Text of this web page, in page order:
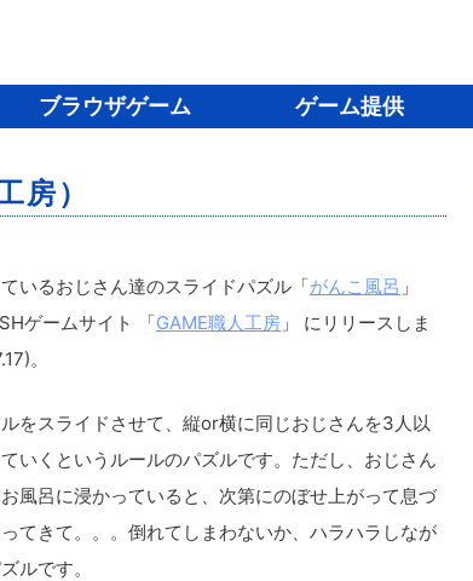
ブラウザゲーム ゲーム提供
房）
いるおじさん達のスライドパズル「がんこ風呂 」
ゲームサイト 「GAME職人工房 」 にリリースしま
。
をスライドさせて、縦or横に同じおじさんを3人以
いくというルールのパズルです。ただし、おじさん
風呂に浸かっていると、次第にのぼせ上がって息づ
てきて。。。倒れてしまわないか、ハラハラしなが
ルです。